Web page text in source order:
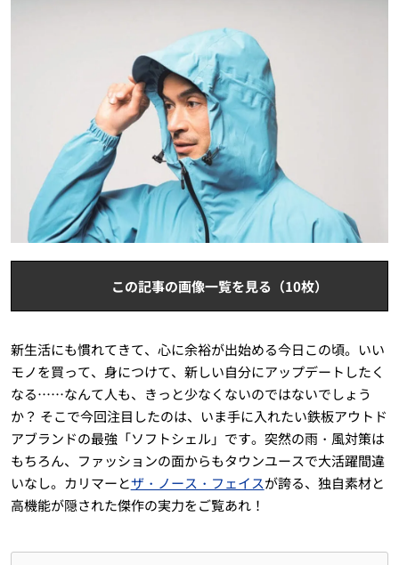
この記事の画像一覧を見る（10枚）
新生活にも慣れてきて、心に余裕が出始める今日この頃。いい
モノを買って、身につけて、新しい自分にアップデートしたく
なる……なんて人も、きっと少なくないのではないでしょう
か？ そこで今回注目したのは、いま手に入れたい鉄板アウトド
アブランドの最強「ソフトシェル」です。突然の雨・風対策は
もちろん、ファッションの面からもタウンユースで大活躍間違
いなし。カリマーとザ・ノース・フェイスが誇る、独自素材と
高機能が隠された傑作の実力をご覧あれ！